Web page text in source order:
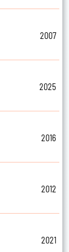
2007
2025
2016
2012
2021